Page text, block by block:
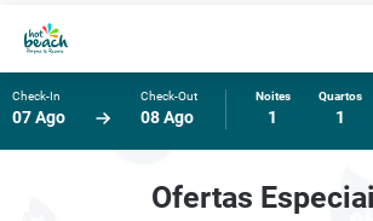
Check-In
07 Ago
Check-Out
08 Ago
Noites
1
Quartos
1
Ofertas